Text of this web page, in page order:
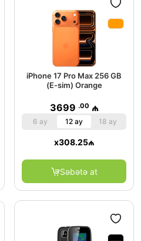
iPhone 17 Pro Max 256 GB
(E-sim) Orange
3699 .00 ₼
6 ay 12 ay 18 ay
x308.25₼
Səbətə at